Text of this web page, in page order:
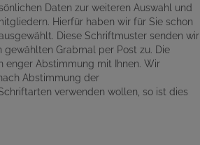
Daten zur weiteren Auswahl und
Hierfür haben wir für Sie schon
Diese Schriftmuster senden wir
Grabmal per Post zu. Die
Abstimmung mit Ihnen. Wir
Abstimmung der
verwenden wollen, so ist dies